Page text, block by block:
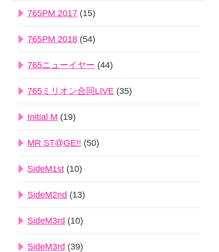
765PM 2017 (15)
765PM 2018 (54)
765ニューイヤー (44)
765ミリオン合同LIVE (35)
Initial M (19)
MR ST@GE!! (50)
SideM1st (10)
SideM2nd (13)
SideM3rd (10)
SideM3rd (39)